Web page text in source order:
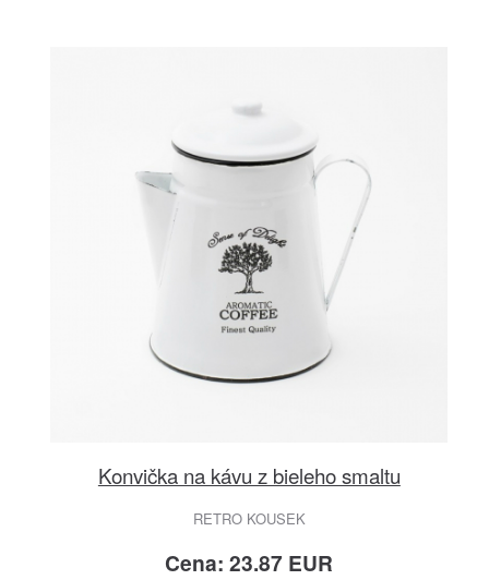
Konvička na kávu z bieleho smaltu
RETRO KOUSEK
Cena: 23.87 EUR